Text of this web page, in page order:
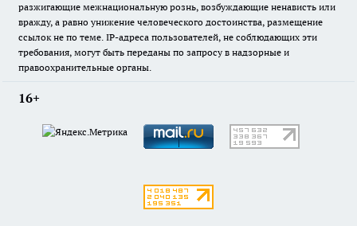
разжигающие межнациональную рознь, возбуждающие ненависть или
вражду, а равно унижение человеческого достоинства, размещение
ссылок не по теме. IP-адреса пользователей, не соблюдающих эти
требования, могут быть переданы по запросу в надзорные и
правоохранительные органы.
16+